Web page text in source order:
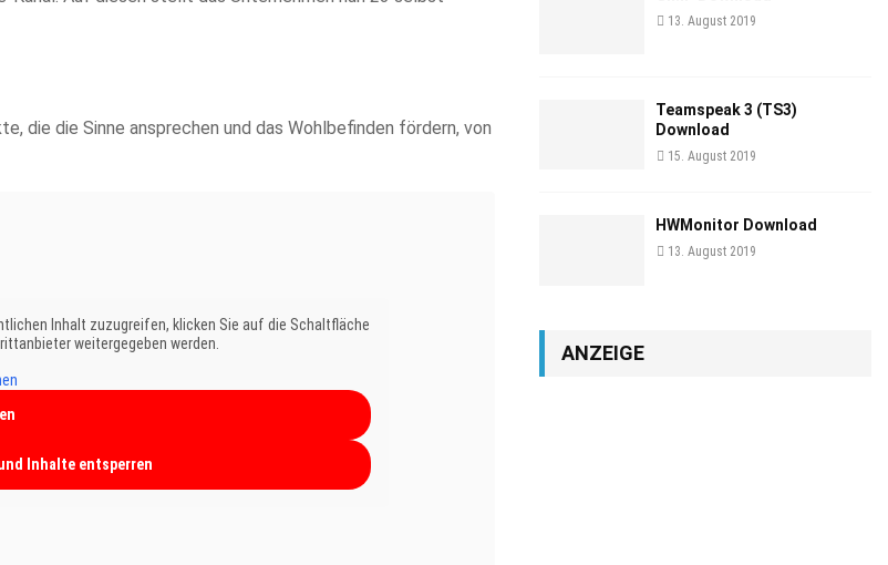
die die Sinne ansprechen und das Wohlbefinden fördern, von
Inhalt zuzugreifen, klicken Sie auf die Schaltfläche
weitergegeben werden.
Inhalte entsperren
13. August 2019
Teamspeak 3 (TS3)
Download
15. August 2019
HWMonitor Download
13. August 2019
ANZEIGE